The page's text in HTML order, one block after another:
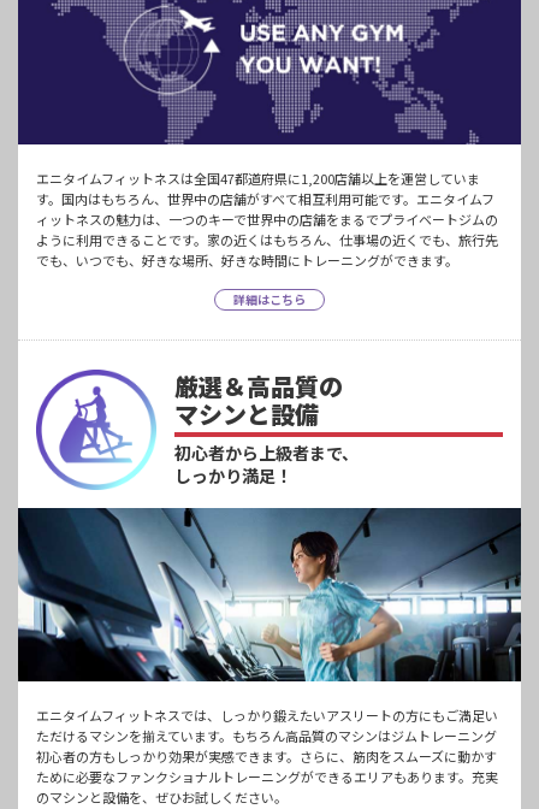
エニタイムフィットネスは全国47都道府県に1,200店舗以上を運営していま
す。国内はもちろん、世界中の店舗がすべて相互利用可能です。エニタイムフ
ィットネスの魅力は、一つのキーで世界中の店舗をまるでプライベートジムの
ように利用できることです。家の近くはもちろん、仕事場の近くでも、旅行先
でも、いつでも、好きな場所、好きな時間にトレーニングができます。
詳細はこちら
厳選＆高品質の
マシンと設備
初心者から上級者まで、
しっかり満足！
エニタイムフィットネスでは、しっかり鍛えたいアスリートの方にもご満足い
ただけるマシンを揃えています。もちろん高品質のマシンはジムトレーニング
初心者の方もしっかり効果が実感できます。さらに、筋肉をスムーズに動かす
ために必要なファンクショナルトレーニングができるエリアもあります。充実
のマシンと設備を、ぜひお試しください。